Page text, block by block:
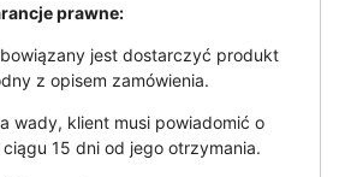
prawne:
jest dostarczyć produkt
z opisem zamówienia.
wady, klient musi powiadomić o
15 dni od jego otrzymania.